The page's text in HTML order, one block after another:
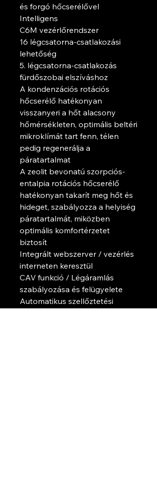
és forgó hőcserélővel
Intelligens
C6M vezérlőrendszer
16 légcsatorna-csatlakozási
lehetőség
5. légcsatorna-csatlakozás
fürdőszobai elszíváshoz
A kondenzációs rotációs
hőcserélő hatékonyan
visszanyeri a hőt alacsony
hőmérsékleten, optimális beltéri
mikroklímát tart fenn, télen
pedig regenerálja a
páratartalmat
A zeolit ​​bevonatú szorpciós-
entalpia rotációs hőcserélő
hatékonyan takarít meg hőt és
hideget, szabályozza a helyiség
páratartalmát, miközben
optimális komfortérzetet
biztosít
Integrált webszerver / vezérlés
interneten keresztül
CAV funkció / Légáramlás
szabályozása és felügyelete
Automatikus szellőztetési